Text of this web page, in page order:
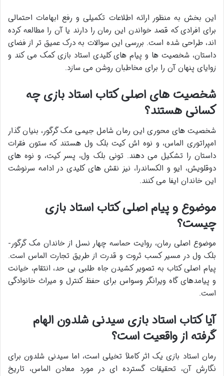
این بخش به منظور ارائه اطلاعات تکمیلی و رفع ابهامات احتمالی
برای افرادی که قصد خواندن این رمان را دارند یا آن را مطالعه کرده
اند، طراحی شده است. بررسی این سوالات به درک عمیق تر از فضای
داستان، شخصیت ها و پیام های کلیدی استاد بازی کمک می کند و
زوایای پنهان آن را برای مخاطبان روشن می سازد.
شخصیت های اصلی کتاب استاد بازی چه
کسانی هستند؟
شخصیت های محوری این رمان شامل جیمی مک گرگور، بنیان گذار
امپراتوری الماس، و نوه اش کیت بلک ول هستند که ستون فقرات
داستان را تشکیل می دهند. تونی بلک ول، پسر کیت، و نوه های
دوقلویش، ایو و الکساندرا، نیز نقش های کلیدی در ادامه سرنوشت
این خاندان ایفا می کنند.
موضوع و پیام اصلی کتاب استاد بازی
چیست؟
موضوع اصلی رمان، روایت حماسه چهار نسل از خاندان مک گرگور-
بلک ول در مسیر کسب ثروت و قدرت از طریق تجارت الماس است.
پیام اصلی کتاب به تصویر کشیدن جاه طلبی بی حد، انتقام، خیانت
و پیامدهای گاه ویرانگر وسواس برای حفظ کنترل و میراث خانوادگی
است.
آیا کتاب استاد بازی سیدنی شلدون الهام
گرفته از واقعیت است؟
رمان استاد بازی یک اثر کاملاً تخیلی است، اما سیدنی شلدون برای
نگارش آن، تحقیقات گسترده ای در مورد معادن الماس، تاریخ